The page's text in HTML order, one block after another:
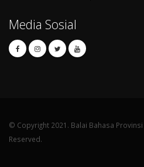
Media Sosial
© Copyright 2021. Balai Bahasa Provinsi
Reserved.